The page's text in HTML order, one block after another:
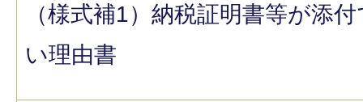
（様式補1）納税証明書等が添
い理由書